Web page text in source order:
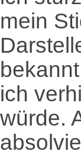
mein
ich
würde.